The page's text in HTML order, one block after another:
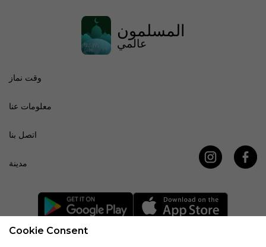
Cookie Consent
المسلمون
عالمي
وقت نماز
معلومات عنا
اتصل بنا
مدينة